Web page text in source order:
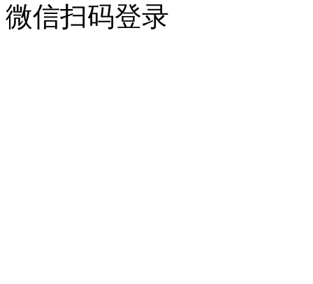
微信扫码登录